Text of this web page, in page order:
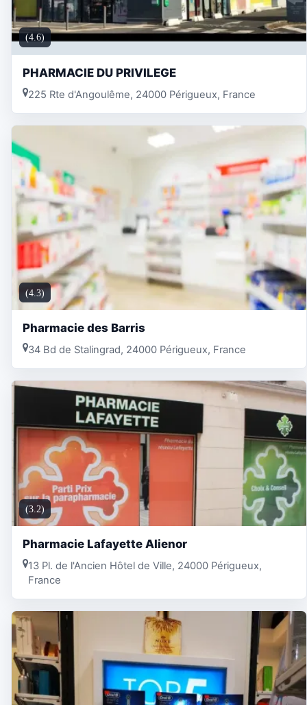
(4.6)
PHARMACIE DU PRIVILEGE
225 Rte d'Angoulême, 24000 Périgueux, France
(4.3)
Pharmacie des Barris
34 Bd de Stalingrad, 24000 Périgueux, France
(3.2)
Pharmacie Lafayette Alienor
13 Pl. de l'Ancien Hôtel de Ville, 24000 Périgueux,
France